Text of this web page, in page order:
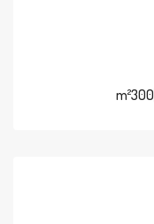
300
m²